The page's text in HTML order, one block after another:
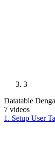
3
Datatable
7 videos
1 . Setup User